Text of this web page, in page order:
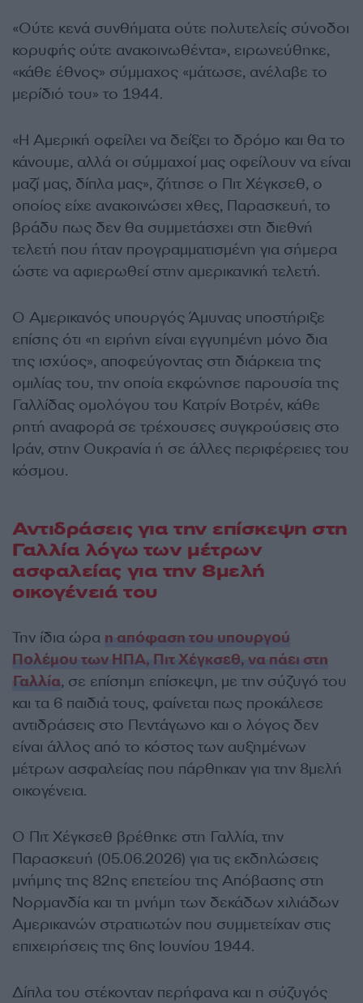
«Ούτε κενά συνθήματα ούτε πολυτελείς σύνοδοι
κορυφής ούτε ανακοινωθέντα», ειρωνεύθηκε,
«κάθε έθνος» σύμμαχος «μάτωσε, ανέλαβε το
μερίδιό του» το 1944.
«Η Αμερική οφείλει να δείξει το δρόμο και θα το
κάνουμε, αλλά οι σύμμαχοί μας οφείλουν να είναι
μαζί μας, δίπλα μας», ζήτησε ο Πιτ Χέγκσεθ, ο
οποίος είχε ανακοινώσει χθες, Παρασκευή, το
βράδυ πως δεν θα συμμετάσχει στη διεθνή
τελετή που ήταν προγραμματισμένη για σήμερα
ώστε να αφιερωθεί στην αμερικανική τελετή.
Ο Αμερικανός υπουργός Άμυνας υποστήριξε
επίσης ότι «η ειρήνη είναι εγγυημένη μόνο δια
της ισχύος», αποφεύγοντας στη διάρκεια της
ομιλίας του, την οποία εκφώνησε παρουσία της
Γαλλίδας ομολόγου του Κατρίν Βοτρέν, κάθε
ρητή αναφορά σε τρέχουσες συγκρούσεις στο
Ιράν, στην Ουκρανία ή σε άλλες περιφέρειες του
κόσμου.
Αντιδράσεις για την επίσκεψη στη
Γαλλία λόγω των μέτρων
ασφαλείας για την 8μελή
οικογένειά του
Την ίδια ώρα η απόφαση του υπουργού
Πολέμου των ΗΠΑ, Πιτ Χέγκσεθ, να πάει στη
Γαλλία, σε επίσημη επίσκεψη, με την σύζυγό του
και τα 6 παιδιά τους, φαίνεται πως προκάλεσε
αντιδράσεις στο Πεντάγωνο και ο λόγος δεν
είναι άλλος από το κόστος των αυξημένων
μέτρων ασφαλείας που πάρθηκαν για την 8μελή
οικογένεια.
Ο Πιτ Χέγκσεθ βρέθηκε στη Γαλλία, την
Παρασκευή (05.06.2026) για τις εκδηλώσεις
μνήμης της 82ης επετείου της Απόβασης στη
Νορμανδία και τη μνήμη των δεκάδων χιλιάδων
Αμερικανών στρατιωτών που συμμετείχαν στις
επιχειρήσεις της 6ης Ιουνίου 1944.
Δίπλα του στέκονταν περήφανα και η σύζυγός